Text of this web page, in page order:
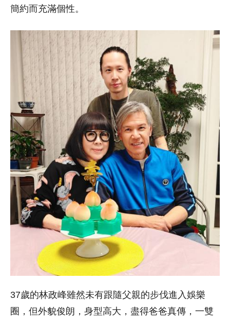
簡約而充滿個性。
37歲的林政峰雖然未有跟隨父親的步伐進入娛樂
圈，但外貌俊朗，身型高大，盡得爸爸真傳，一雙